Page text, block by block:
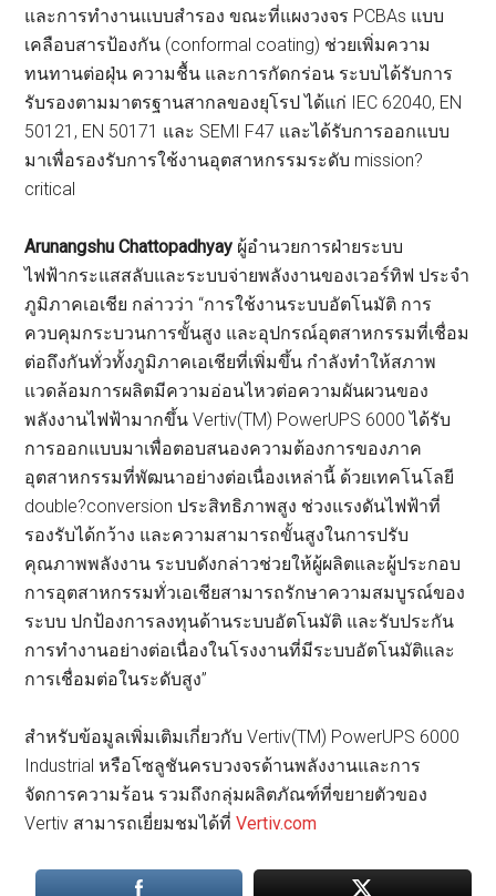
และการทำงานแบบสำรอง ขณะที่แผงวงจร PCBAs แบบ
เคลือบสารป้องกัน (conformal coating) ช่วยเพิ่มความ
ทนทานต่อฝุ่น ความชื้น และการกัดกร่อน ระบบได้รับการ
รับรองตามมาตรฐานสากลของยุโรป ได้แก่ IEC 62040, EN
50121, EN 50171 และ SEMI F47 และได้รับการออกแบบ
มาเพื่อรองรับการใช้งานอุตสาหกรรมระดับ mission?
critical
Arunangshu Chattopadhyay ผู้อำนวยการฝ่ายระบบ
ไฟฟ้ากระแสสลับและระบบจ่ายพลังงานของเวอร์ทิฟ ประจำ
ภูมิภาคเอเชีย กล่าวว่า “การใช้งานระบบอัตโนมัติ การ
ควบคุมกระบวนการขั้นสูง และอุปกรณ์อุตสาหกรรมที่เชื่อม
ต่อถึงกันทั่วทั้งภูมิภาคเอเชียที่เพิ่มขึ้น กำลังทำให้สภาพ
แวดล้อมการผลิตมีความอ่อนไหวต่อความผันผวนของ
พลังงานไฟฟ้ามากขึ้น Vertiv(TM) PowerUPS 6000 ได้รับ
การออกแบบมาเพื่อตอบสนองความต้องการของภาค
อุตสาหกรรมที่พัฒนาอย่างต่อเนื่องเหล่านี้ ด้วยเทคโนโลยี
double?conversion ประสิทธิภาพสูง ช่วงแรงดันไฟฟ้าที่
รองรับได้กว้าง และความสามารถขั้นสูงในการปรับ
คุณภาพพลังงาน ระบบดังกล่าวช่วยให้ผู้ผลิตและผู้ประกอบ
การอุตสาหกรรมทั่วเอเชียสามารถรักษาความสมบูรณ์ของ
ระบบ ปกป้องการลงทุนด้านระบบอัตโนมัติ และรับประกัน
การทำงานอย่างต่อเนื่องในโรงงานที่มีระบบอัตโนมัติและ
การเชื่อมต่อในระดับสูง”
สำหรับข้อมูลเพิ่มเติมเกี่ยวกับ Vertiv(TM) PowerUPS 6000
Industrial หรือโซลูชันครบวงจรด้านพลังงานและการ
จัดการความร้อน รวมถึงกลุ่มผลิตภัณฑ์ที่ขยายตัวของ
Vertiv สามารถเยี่ยมชมได้ที่Vertiv.com